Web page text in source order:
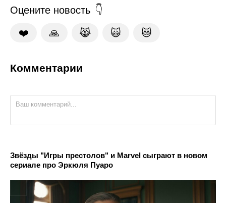
Оцените новость
❤️ 🙏 😹 🙀 😿
Комментарии
Звёзды "Игры престолов" и Marvel сыграют в новом
сериале про Эркюля Пуаро